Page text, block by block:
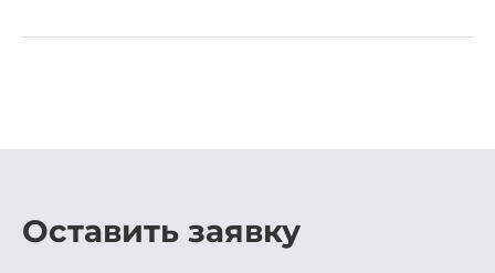
Оставить заявку